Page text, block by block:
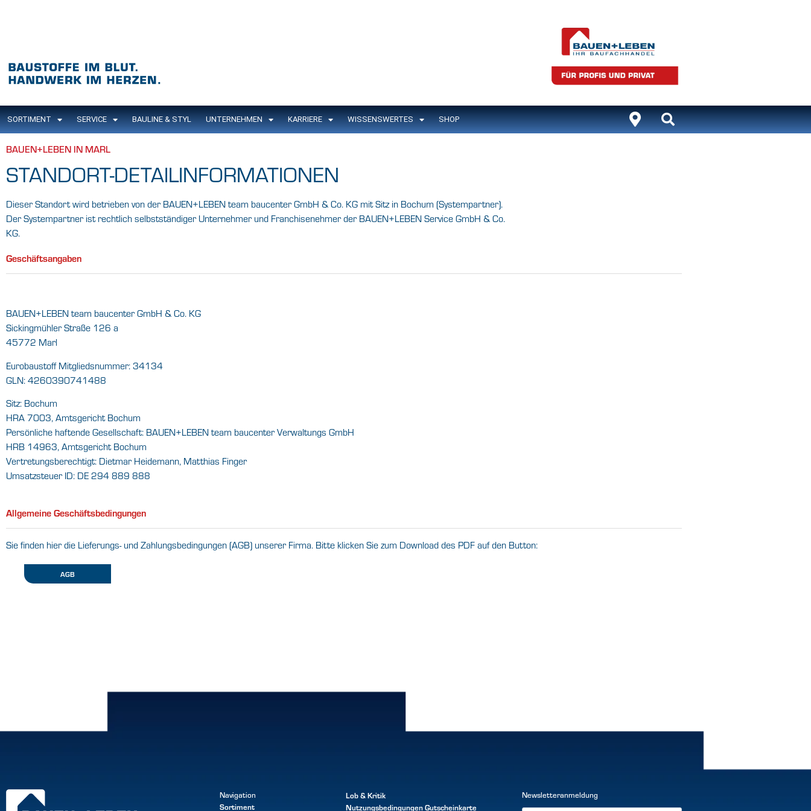
SORTIMENT SERVICE BAULINE & STYL UNTERNEHMEN KARRIERE WISSENSWERTES SHOP
BAUEN+LEBEN IN MARL
STANDORT-DETAILINFORMATIONEN
Dieser Standort wird betrieben von der BAUEN+LEBEN team baucenter GmbH & Co. KG mit Sitz in Bochum (Systempartner).
Der Systempartner ist rechtlich selbstständiger Unternehmer und Franchisenehmer der BAUEN+LEBEN Service GmbH & Co.
KG.
Geschäftsangaben
BAUEN+LEBEN team baucenter GmbH & Co. KG
Sickingmühler Straße 126 a
45772 Marl
Eurobaustoff Mitgliedsnummer: 34134
GLN: 4260390741488
Sitz: Bochum
HRA 7003, Amtsgericht Bochum
Persönliche haftende Gesellschaft: BAUEN+LEBEN team baucenter Verwaltungs GmbH
HRB 14963, Amtsgericht Bochum
Vertretungsberechtigt: Dietmar Heidemann, Matthias Finger
Umsatzsteuer ID: DE 294 889 888
Allgemeine Geschäftsbedingungen
Sie finden hier die Lieferungs- und Zahlungsbedingungen (AGB) unserer Firma. Bitte klicken Sie zum Download des PDF auf den Button:
AGB
Navigation
Sortiment
Lob & Kritik
NutzungsbedingungenGutscheinkarte
Newsletteranmeldung